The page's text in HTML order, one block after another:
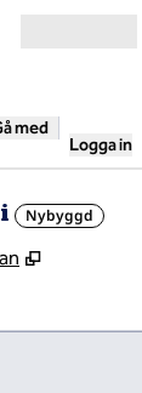
med
Logga in
Nybyggd
,